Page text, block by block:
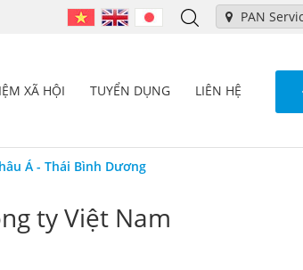
PAN
XÃ HỘI TUYỂN DỤNG LIÊN HỆ
Á - Thái Bình Dương
ty Việt Nam